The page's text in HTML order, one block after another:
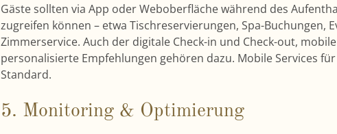
Gäste sollten via App oder Weboberfläche während des
zugreifen können – etwa Tischreservierungen, Spa-Buchungen,
Zimmerservice. Auch der digitale Check-in und Check-out,
personalisierte Empfehlungen gehören dazu. Mobile Services
Standard.
5. Monitoring & Optimierung